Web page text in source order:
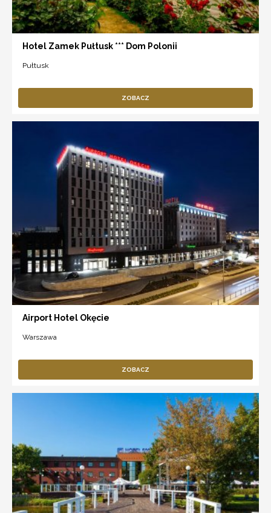
Hotel Zamek Pułtusk *** Dom Polonii
Pułtusk
ZOBACZ
Airport Hotel Okęcie
Warszawa
ZOBACZ